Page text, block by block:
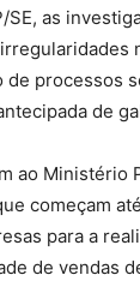
SE, as
de processos
de
ao Ministério
começam
para a
de vendas